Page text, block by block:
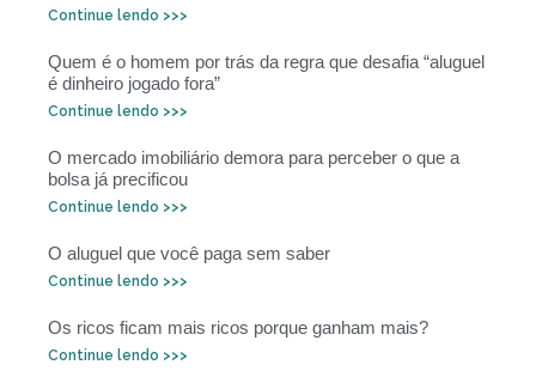
Continue lendo >>>
Quem é o homem por trás da regra que desafia “aluguel
é dinheiro jogado fora”
Continue lendo >>>
O mercado imobiliário demora para perceber o que a
bolsa já precificou
Continue lendo >>>
O aluguel que você paga sem saber
Continue lendo >>>
Os ricos ficam mais ricos porque ganham mais?
Continue lendo >>>